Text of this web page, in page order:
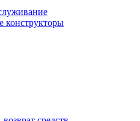
конструкторы